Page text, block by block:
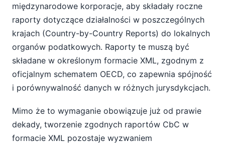
międzynarodowe korporacje, aby składały roczne
raporty dotyczące działalności w poszczególnych
krajach (Country-by-Country Reports) do lokalnych
organów podatkowych. Raporty te muszą być
składane w określonym formacie XML, zgodnym z
oficjalnym schematem OECD, co zapewnia spójność
i porównywalność danych w różnych jurysdykcjach.
Mimo że to wymaganie obowiązuje już od prawie
dekady, tworzenie zgodnych raportów CbC w
formacie XML pozostaje wyzwaniem